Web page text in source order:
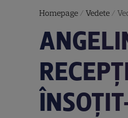
Homepage/ Vedete/